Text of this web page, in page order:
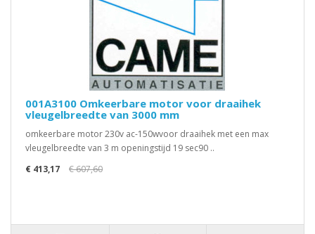
001A3100 Omkeerbare motor voor draaihek
vleugelbreedte van 3000 mm
omkeerbare motor 230v ac-150wvoor draaihek met een max
vleugelbreedte van 3 m openingstijd 19 sec90 ..
€ 413,17
€ 607,60